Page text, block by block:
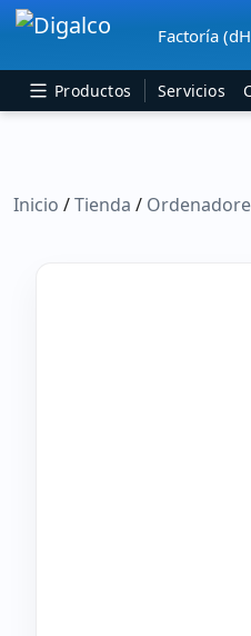
Navegación
Factoría
Productos Servicios
Inicio /Tienda /